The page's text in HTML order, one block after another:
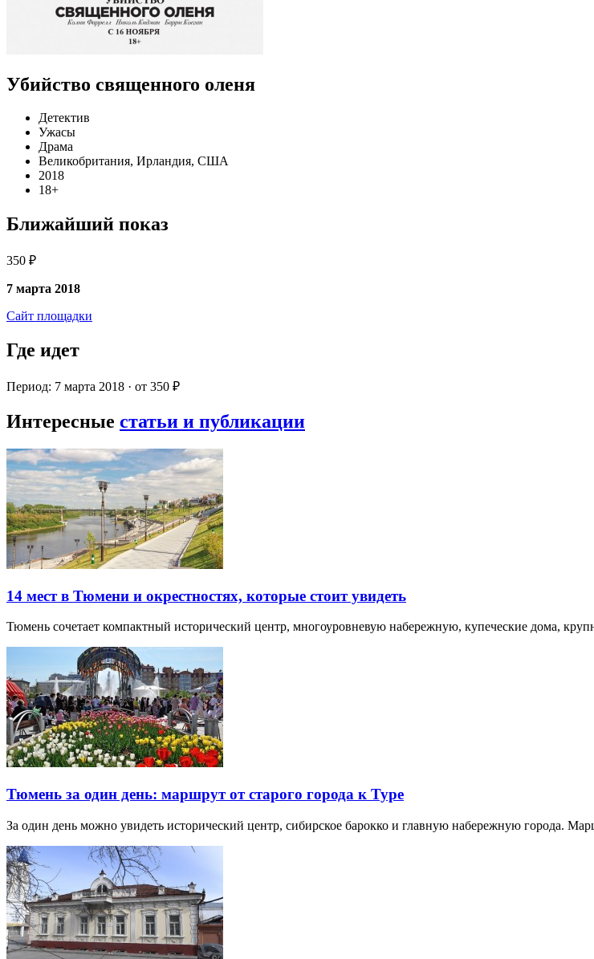
Убийство священного оленя
Детектив
Ужасы
Драма
Великобритания, Ирландия, США
2018
18+
Ближайший показ
350 ₽
7 марта 2018
Сайт площадки
Где идет
Период: 7 марта 2018 · от 350 ₽
Интересные статьи и публикации
14 мест в Тюмени и окрестностях, которые стоит увидеть
Тюмень сочетает компактный исторический центр, многоуровневую набережную, купеческие дома,
Тюмень за один день: маршрут от старого города к Туре
За один день можно увидеть исторический центр, сибирское барокко и главную набережную города.